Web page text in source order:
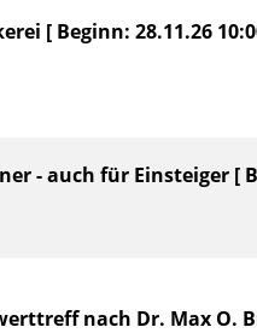
[ Beginn: 28.11.26
- auch für Einsteiger [
nach Dr. Max O.